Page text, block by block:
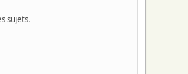
sujets.